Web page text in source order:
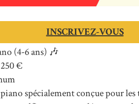
INSCRIVEZ-VOUS
(4-6 ans) 🎶
€
spécialement conçue pour